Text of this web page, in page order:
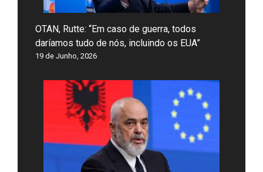
OTAN, Rutte: “Em caso de guerra, todos
daríamos tudo de nós, incluindo os EUA”
19 de Junho, 2026